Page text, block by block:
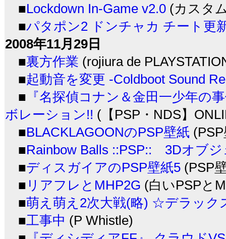
■Lockdown In-Game v2.0 (カスタ
■パタポン2 ドンチャカ チート更
2008年11月29日
■裏方作業 (rojiura de
■起動音を変更 -Coldboot Sound
■ 『名探偵コナン＆金田一少年
ボレーション!! (【PSP・NDS】
■BLACKLAGOONのPSP壁紙
■Rainbow Balls ::PSP:: 3Dオブジ
■ディスガイアのPSP壁紙5 (PSP
■ リアフレとMHP2G (白いPSPと
■萌え萌え2次大戦(略) ☆デラック
■工事中 (P Whistle)